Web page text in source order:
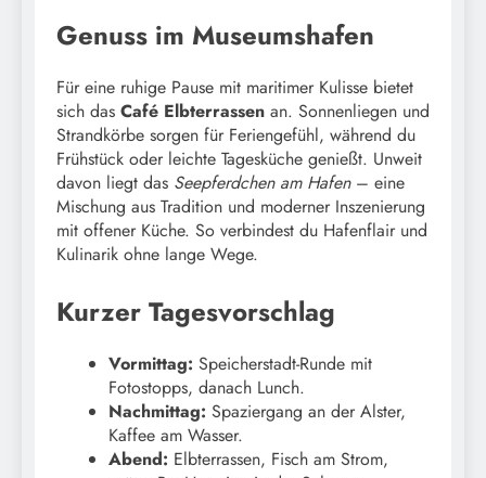
Genuss im Museumshafen
Für eine ruhige Pause mit maritimer Kulisse bietet
sich das Café Elbterrassen an. Sonnenliegen und
Strandkörbe sorgen für Feriengefühl, während du
Frühstück oder leichte Tagesküche genießt. Unweit
davon liegt das Seepferdchen am Hafen– eine
Mischung aus Tradition und moderner Inszenierung
mit offener Küche. So verbindest du Hafenflair und
Kulinarik ohne lange Wege.
Kurzer Tagesvorschlag
Vormittag: Speicherstadt-Runde mit
Fotostopps, danach Lunch.
Nachmittag: Spaziergang an der Alster,
Kaffee am Wasser.
Abend: Elbterrassen, Fisch am Strom,